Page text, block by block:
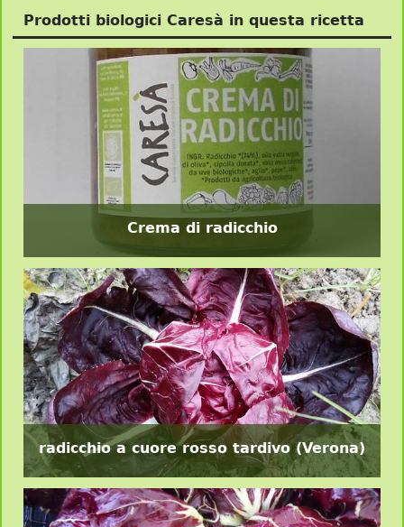
Prodotti biologici Caresà in questa ricetta
Crema di radicchio
radicchio a cuore rosso tardivo (Verona)